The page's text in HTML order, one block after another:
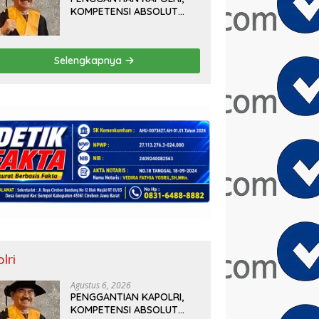
KOMPETENSI ABSOLUT
Selengkapnya
Agustus 6, 2026
PENGGANTIAN KAPOLRI,
KOMPETENSI ABSOLUT